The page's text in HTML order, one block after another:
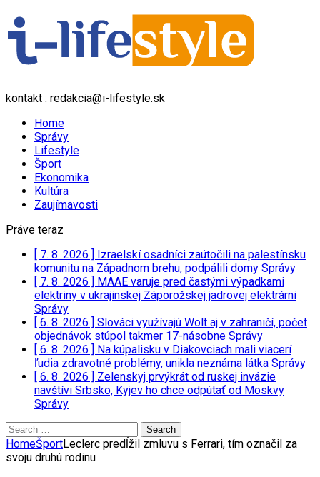
kontakt : redakcia@i-lifestyle.sk
Home
Správy
Lifestyle
Šport
Ekonomika
Kultúra
Zaujímavosti
Práve teraz
[ 7. 8. 2026 ] Izraelskí osadníci zaútočili na palestínsku
komunitu na Západnom brehu, podpálili domy Správy
[ 7. 8. 2026 ] MAAE varuje pred častými výpadkami
elektriny v ukrajinskej Záporožskej jadrovej elektrárni
Správy
[ 6. 8. 2026 ] Slováci využívajú Wolt aj v zahraničí, počet
objednávok stúpol takmer 17-násobne Správy
[ 6. 8. 2026 ] Na kúpalisku v Diakovciach mali viacerí
ľudia zdravotné problémy, unikla neznáma látka Správy
[ 6. 8. 2026 ] Zelenskyj prvýkrát od ruskej invázie
navštívi Srbsko, Kyjev ho chce odpútať od Moskvy
Správy
Search
for:
HomeŠportLeclerc predĺžil zmluvu s Ferrari, tím označil za
svoju druhú rodinu